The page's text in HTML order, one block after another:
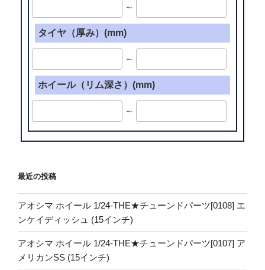
～
タイヤ（厚み）(mm)
～
ホイール（リム深さ）(mm)
～
最近の投稿
アオシマ ホイール 1/24-THE★チューンドパーツ[0108] エ
ンケイディッシュ (15インチ)
アオシマ ホイール 1/24-THE★チューンドパーツ[0107] ア
メリカンSS (15インチ)